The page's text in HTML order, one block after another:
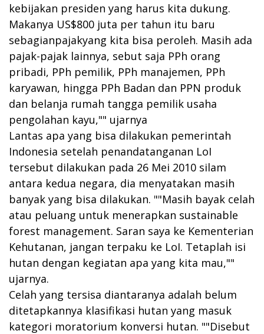
kebijakan presiden yang harus kita dukung.
Makanya US$800 juta per tahun itu baru
sebagianpajakyang kita bisa peroleh. Masih ada
pajak-pajak lainnya, sebut saja PPh orang
pribadi, PPh pemilik, PPh manajemen, PPh
karyawan, hingga PPh Badan dan PPN produk
dan belanja rumah tangga pemilik usaha
pengolahan kayu,"" ujarnya
Lantas apa yang bisa dilakukan pemerintah
Indonesia setelah penandatanganan LoI
tersebut dilakukan pada 26 Mei 2010 silam
antara kedua negara, dia menyatakan masih
banyak yang bisa dilakukan. ""Masih bayak celah
atau peluang untuk menerapkan sustainable
forest management. Saran saya ke Kementerian
Kehutanan, jangan terpaku ke LoI. Tetaplah isi
hutan dengan kegiatan apa yang kita mau,""
ujarnya.
Celah yang tersisa diantaranya adalah belum
ditetapkannya klasifikasi hutan yang masuk
kategori moratorium konversi hutan. ""Disebut